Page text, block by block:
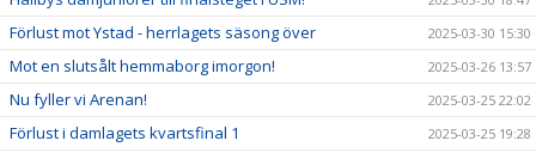
Förlust mot Ystad - herrlagets säsong över 2025-03-30 15:30
Mot en slutsålt hemmaborg imorgon! 2025-03-26 13:57
Nu fyller vi Arenan! 2025-03-25 22:02
Förlust i damlagets kvartsfinal 1 2025-03-25 19:28